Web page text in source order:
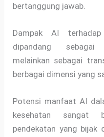
bertanggung jawab.
Dampak AI
dipandang
melainkan sebagai
berbagai dimensi yang
Potensi manfaat AI
kesehatan sangat
pendekatan yang bijak